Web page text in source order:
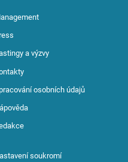
a výzvy
osobních údajů
soukromí